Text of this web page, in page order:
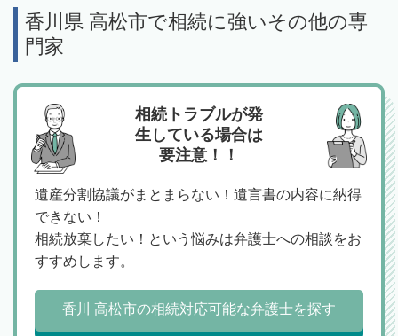
香川県 高松市で相続に強いその他の専
門家
相続トラブルが発
生している場合は
要注意！！
遺産分割協議がまとまらない！遺言書の内容に納得
できない！
相続放棄したい！という悩みは弁護士への相談をお
すすめします。
香川 高松市の相続対応可能な弁護士を探す